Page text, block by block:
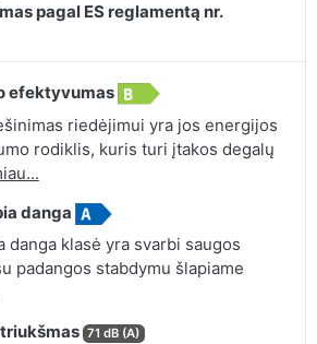
pagal ES reglamentą nr.
efektyvumas
riedėjimui yra jos energijos
rodiklis, kuris turi įtakos degalų
danga
danga klasė yra svarbi saugos
padangos stabdymu šlapiame
71 dB (A)